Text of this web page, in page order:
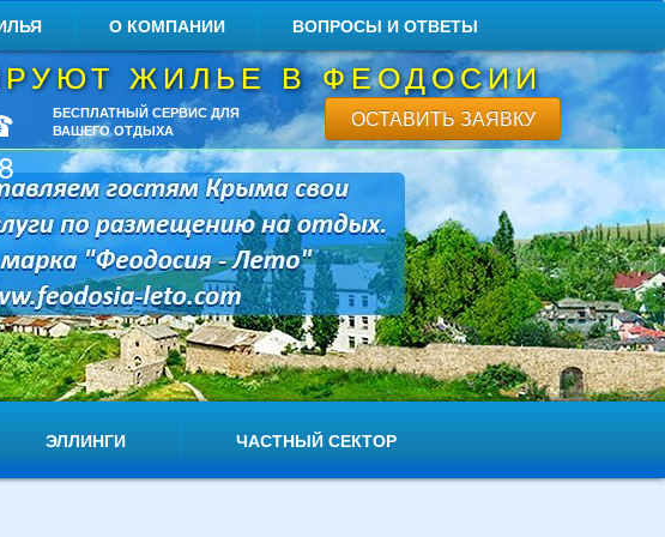
О КОМПАНИИ ВОПРОСЫ И ОТВЕТЫ
ЖИЛЬЕ В ФЕОДОСИИ
БЕСПЛАТНЫЙ СЕРВИС ДЛЯ
ВАШЕГО ОТДЫХА
ОСТАВИТЬ ЗАЯВКУ
ЭЛЛИНГИ ЧАСТНЫЙ СЕКТОР